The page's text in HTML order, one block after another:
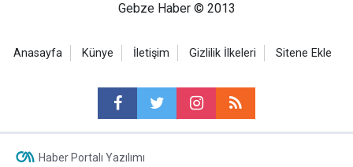
Gebze Haber © 2013
Anasayfa Künye İletişim Gizlilik İlkeleri Sitene Ekle
Haber Portalı Yazılımı